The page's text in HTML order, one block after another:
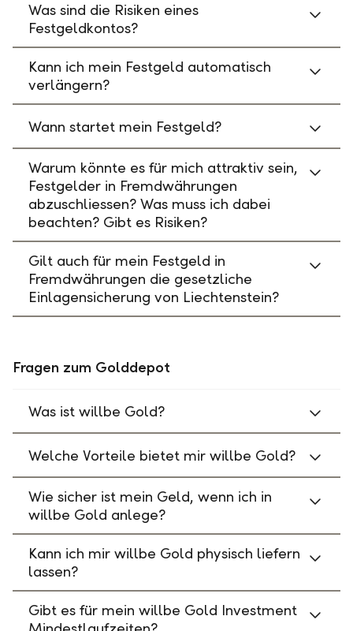
Was sind die Risiken eines
Festgeldkontos?
Kann ich mein Festgeld automatisch
verlängern?
Wann startet mein Festgeld?
Warum könnte es für mich attraktiv sein,
Festgelder in Fremdwährungen
abzuschliessen? Was muss ich dabei
beachten? Gibt es Risiken?
Gilt auch für mein Festgeld in
Fremdwährungen die gesetzliche
Einlagensicherung von Liechtenstein?
Fragen zum Golddepot
Was ist willbe Gold?
Welche Vorteile bietet mir willbe Gold?
Wie sicher ist mein Geld, wenn ich in
willbe Gold anlege?
Kann ich mir willbe Gold physisch liefern
lassen?
Gibt es für mein willbe Gold Investment